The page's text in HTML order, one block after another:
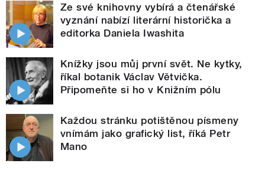
Ze své knihovny vybírá a čtenářské
vyznání nabízí literární historička a
editorka Daniela Iwashita
Knížky jsou můj první svět. Ne kytky,
říkal botanik Václav Větvička.
Připomeňte si ho v Knižním pólu
Každou stránku potištěnou písmeny
vnímám jako grafický list, říká Petr
Mano